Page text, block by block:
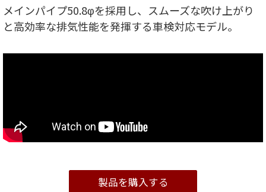
メインパイプ50.8φを採用し、スムーズな吹け上がり
と高効率な排気性能を発揮する車検対応モデル。
製品を購入する